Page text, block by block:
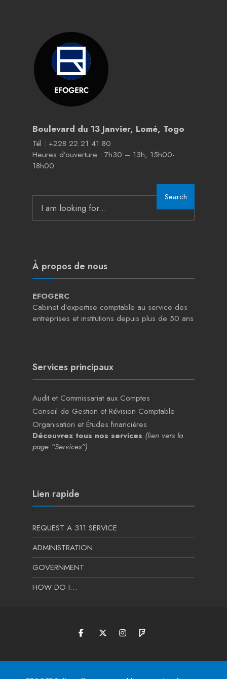
Boulevard du 13 Janvier, Lomé, Togo
Tél : +228 22 21 41 80
Heures d’ouverture : 7h30 – 13h, 15h00-
18h00
Search
for:
Search
À propos de nous
EFOGERC
Cabinet d’expertise comptable au service des
entreprises et institutions depuis plus de 50 ans
Services principaux
Audit et Commissariat aux Comptes
Conseil de Gestion et Révision Comptable
Organisation et Études financières
Découvrez tous nos services (lien vers la
page “Services”)
Lien rapide
REQUEST A 311 SERVICE
ADMINISTRATION
GOVERNMENT
HOW DO I…